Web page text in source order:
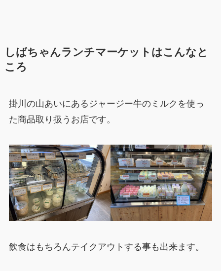
しばちゃんランチマーケットはこんなと
ころ
掛川の山あいにあるジャージー牛のミルクを使っ
た商品取り扱うお店です。
飲食はもちろんテイクアウトする事も出来ます。